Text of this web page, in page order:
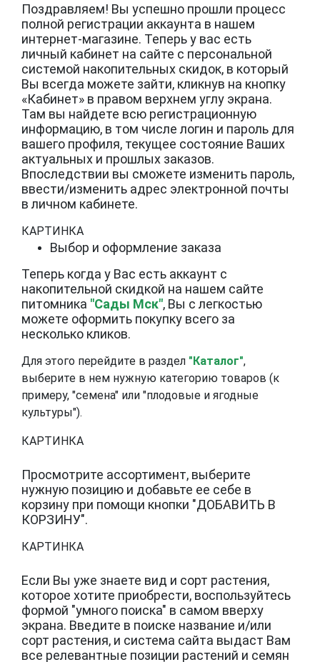
Поздравляем! Вы успешно прошли процесс
полной регистрации аккаунта в нашем
интернет-магазине. Теперь у вас есть
личный кабинет на сайте с персональной
системой накопительных скидок, в который
Вы всегда можете зайти, кликнув на кнопку
«Кабинет» в правом верхнем углу экрана.
Там вы найдете всю регистрационную
информацию, в том числе логин и пароль для
вашего профиля, текущее состояние Ваших
актуальных и прошлых заказов.
Впоследствии вы сможете изменить пароль,
ввести/изменить адрес электронной почты
в личном кабинете.
КАРТИНКА
Выбор и оформление заказа
Теперь когда у Вас есть аккаунт с
накопительной скидкой на нашем сайте
питомника "Сады Мск", Вы с легкостью
можете оформить покупку всего за
несколько кликов.
Для этого перейдите в раздел "Каталог",
выберите в нем нужную категорию товаров (к
примеру, "семена" или "плодовые и ягодные
культуры").
КАРТИНКА
Просмотрите ассортимент, выберите
нужную позицию и добавьте ее себе в
корзину при помощи кнопки "ДОБАВИТЬ В
КОРЗИНУ".
КАРТИНКА
Если Вы уже знаете вид и сорт растения,
которое хотите приобрести, воспользуйтесь
формой "умного поиска" в самом вверху
экрана. Введите в поиске название и/или
сорт растения, и система сайта выдаст Вам
все релевантные позиции растений и семян